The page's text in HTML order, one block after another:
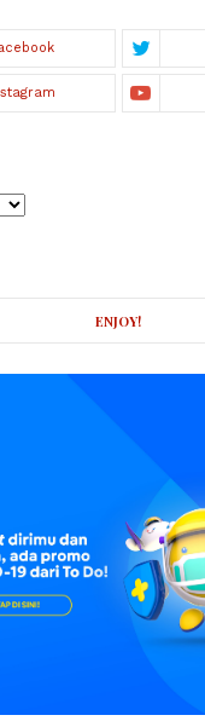
ENJOY!